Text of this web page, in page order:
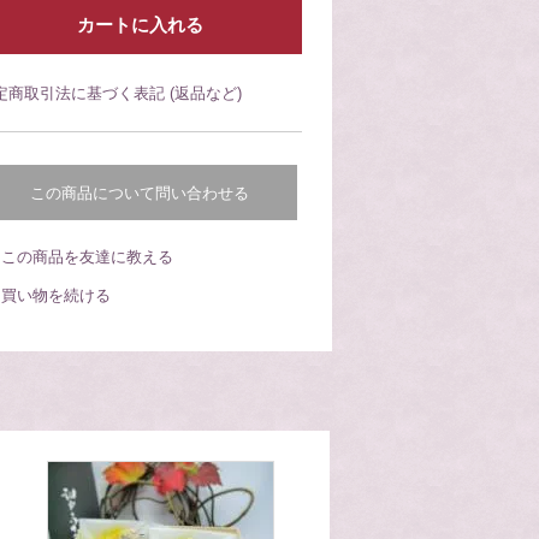
商取引法に基づく表記 (返品など)
この商品について問い合わせる
この商品を友達に教える
買い物を続ける